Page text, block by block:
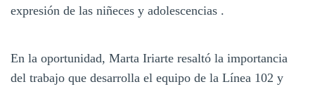
expresión de las niñeces y adolescencias .
En la oportunidad, Marta Iriarte resaltó la importancia
del trabajo que desarrolla el equipo de la Línea 102 y